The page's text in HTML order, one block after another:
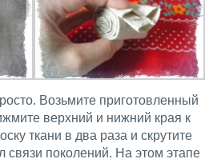
Возьмите приготовленный
верхний и нижний края к
ткани в два раза и скрутите
связи поколений. На этом этапе